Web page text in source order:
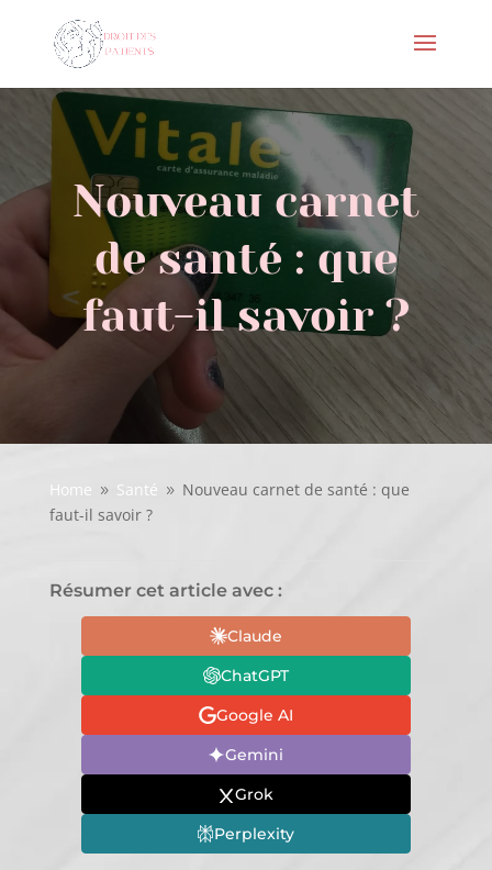
Nouveau carnet
de santé : que
faut-il savoir ?
Home 9 Santé 9 Nouveau carnet de santé : que
faut-il savoir ?
Résumer cet article avec :
Claude
ChatGPT
Google AI
Gemini
Grok
Perplexity